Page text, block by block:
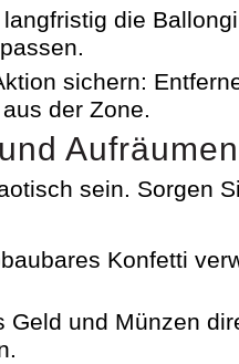
die
sichern:
der Zone.
Aufräumen
sein. Sorgen
Konfetti
Geld und Münzen